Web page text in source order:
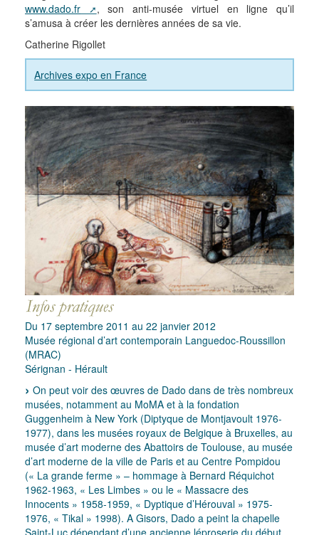
www.dado.fr
, son anti-musée virtuel en ligne qu’il
s’amusa à créer les dernières années de sa vie.
Catherine Rigollet
Archives expo en France
Du 17 septembre 2011 au 22 janvier 2012
Musée régional d’art contemporain Languedoc-Roussillon
(MRAC)
Sérignan - Hérault
On peut voir des œuvres de Dado dans de très nombreux
musées, notamment au MoMA et à la fondation
Guggenheim à New York (Diptyque de Montjavoult 1976-
1977), dans les musées royaux de Belgique à Bruxelles, au
musée d’art moderne des Abattoirs de Toulouse, au musée
d’art moderne de la ville de Paris et au Centre Pompidou
(« La grande ferme » – hommage à Bernard Réquichot
1962-1963, « Les Limbes » ou le « Massacre des
Innocents » 1958-1959, « Dyptique d’Hérouval » 1975-
1976, « Tikal » 1998). A Gisors, Dado a peint la chapelle